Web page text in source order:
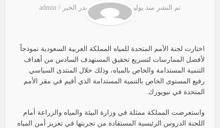
تم النشر منذ يوليو 27, 2025 مصدر الخبر / admin
اختارت لجنة الأمم المتحدة للمياه المملكة العربية السعودية نموذجاً
لأفضل الممارسات لتسريع تحقيق المستهدف السادس من أهداف
التنمية المستدامة والخاص بالمياه، وذلك خلال المنتدى السياسي
رفيع المستوى الخاص بالتنمية المستدامة الذي أقيم في مقر الأمم
المتحدة في نيويورك.
واستعرضت المملكة ممثلة في وزارة البيئة والمياه والزراعة أمام
اللجنة الدروس الرئيسية المستفادة من تجربتها في تعزيز أمن المياه